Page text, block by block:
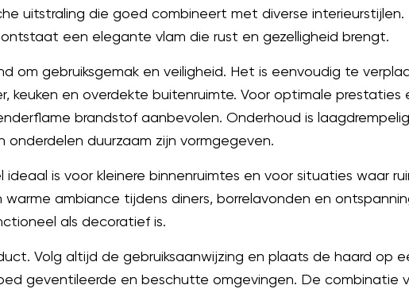
uitstraling die goed combineert met diverse interieurstijlen.
een elegante vlam die rust en gezelligheid brengt.
om gebruiksgemak en veiligheid. Het is eenvoudig te
keuken en overdekte buitenruimte. Voor optimale prestaties
brandstof aanbevolen. Onderhoud is
onderdelen duurzaam zijn vormgegeven.
is voor kleinere binnenruimtes en voor situaties waar
ambiance tijdens diners, borrelavonden en
als decoratief is.
Volg altijd de gebruiksaanwijzing en plaats de haard op
geventileerde en beschutte omgevingen. De combinatie